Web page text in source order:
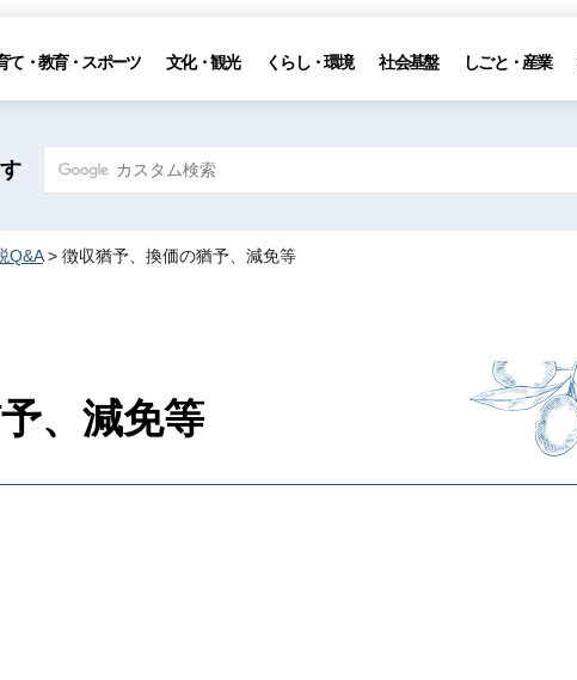
て・教育・スポーツ 文化・観光 くらし・環境 社会基盤 しごと・産業
Q&A> 徴収猶予、換価の猶予、減免等
、減免等